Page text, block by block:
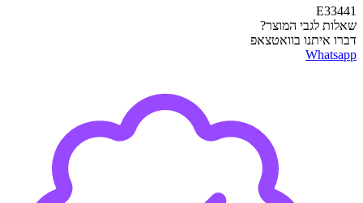
E33441
שאלות לגבי המוצר?
דברו איתנו בוואטצאפ
Whatsapp